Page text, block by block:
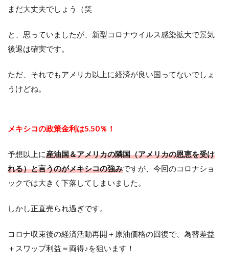
まだ大丈夫でしょう（笑
と、思っていましたが、新型コロナウイルス感染拡大で景気
後退は確実です。
ただ、それでもアメリカ以上に経済が良い国ってないでしょ
うけどね。
メキシコの政策金利は5.50％！
予想以上に産油国＆アメリカの隣国（アメリカの恩恵を受け
れる）と言うのがメキシコの強みですが、今回のコロナショ
ックでは大きく下落してしまいました。
しかし正直売られ過ぎです。
コロナ収束後の経済活動再開＋原油価格の回復で、為替差益
＋スワップ利益＝両得♪を狙います！